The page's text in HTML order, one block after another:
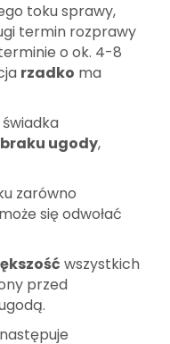
toku sprawy,
termin rozprawy
o ok. 4-8
rzadko ma
ugody,
zarówno
się odwołać
wszystkich
przed